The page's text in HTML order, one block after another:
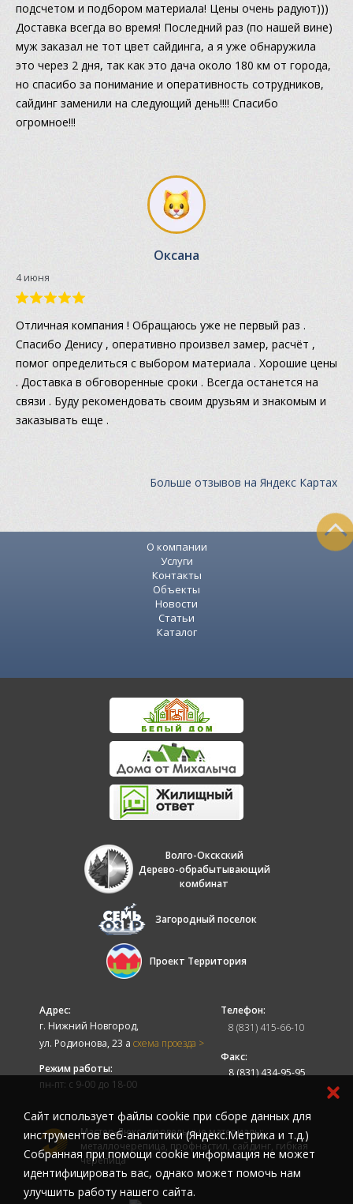
подсчетом и подбором материала! Цены очень радуют)))
Доставка всегда во время! Последний раз (по нашей вине)
муж заказал не тот цвет сайдинга, а я уже обнаружила
это через 2 дня, так как это дача около 180 км от города,
но спасибо за понимание и оперативность сотрудников,
сайдинг заменили на следующий день!!!! Спасибо
огромное!!!
Оксана
4 июня
Отличная компания ! Обращаюсь уже не первый раз .
Спасибо Денису , оперативно произвел замер, расчёт ,
помог определиться с выбором материала . Хорошие цены
. Доставка в обговоренные сроки . Всегда останется на
связи . Буду рекомендовать своим друзьям и знакомым и
заказывать еще .
Больше отзывов на Яндекс Картах
О компании
Услуги
Контакты
Объекты
Новости
Статьи
Каталог
Волго-Окскский
Дерево-обрабытывающий
комбинат
Загородный поселок
Проект Территория
Адрес:
г. Нижний Новгород,
ул. Родионова, 23 а схема проезда >
Режим работы:
пн-пт: с 9-00 до 18-00
Телефон:
8 (831) 415-66-10
Факс:
8 (831) 434-95-95
Мастер-Люкс - кровельные материалы:
металлочерепица, профнастил, сайдинг, гибкая
черепица
Cайт использует файлы cookie при сборе данных для
инструментов веб-аналитики (Яндекс.Метрика и т.д.)
Собранная при помощи cookie информация не может
идентифицировать вас, однако может помочь нам
улучшить работу нашего сайта.